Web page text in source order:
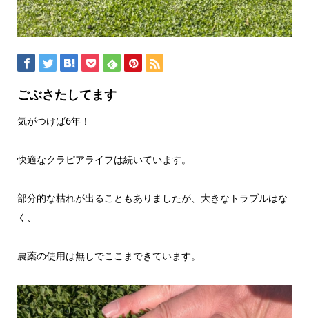
ごぶさたしてます
気がつけば6年！
快適なクラピアライフは続いています。
部分的な枯れが出ることもありましたが、大きなトラブルはな
く、
農薬の使用は無しでここまできています。